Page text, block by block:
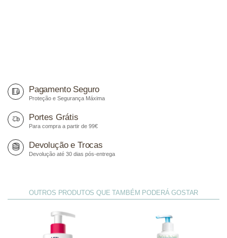
Pagamento Seguro
Proteção e Segurança Máxima
Portes Grátis
Para compra a partir de 99€
Devolução e Trocas
Devolução até 30 dias pós-entrega
OUTROS PRODUTOS QUE TAMBÉM PODERÁ GOSTAR